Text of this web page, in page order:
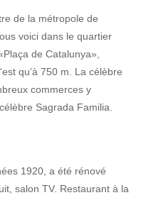
de la métropole de
voici dans le quartier
de Catalunya»,
qu’à 750 m. La célèbre
commerces y
Sagrada Familia.
1920, a été rénové
salon TV. Restaurant à la